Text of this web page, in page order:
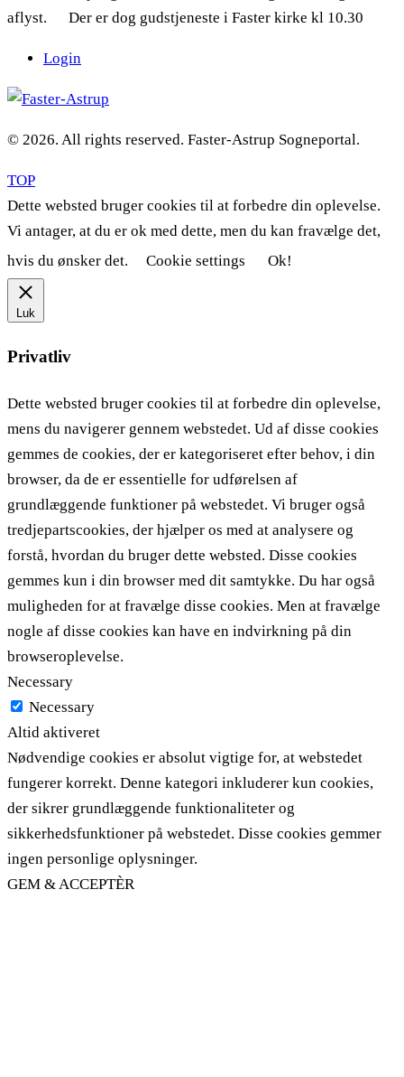
aflyst. Der er dog gudstjeneste i Faster kirke kl 10.30
Login
© 2026. All rights reserved. Faster-Astrup Sogneportal.
TOP
Dette websted bruger cookies til at forbedre din oplevelse.
Vi antager, at du er ok med dette, men du kan fravælge det,
hvis du ønsker det.
Cookie settings Ok!
Luk
Privatliv
Dette websted bruger cookies til at forbedre din oplevelse,
mens du navigerer gennem webstedet. Ud af disse cookies
gemmes de cookies, der er kategoriseret efter behov, i din
browser, da de er essentielle for udførelsen af ​​
grundlæggende funktioner på webstedet. Vi bruger også
tredjepartscookies, der hjælper os med at analysere og
forstå, hvordan du bruger dette websted. Disse cookies
gemmes kun i din browser med dit samtykke. Du har også
muligheden for at fravælge disse cookies. Men at fravælge
nogle af disse cookies kan have en indvirkning på din
browseroplevelse.
Necessary
Necessary
Altid aktiveret
Nødvendige cookies er absolut vigtige for, at webstedet
fungerer korrekt. Denne kategori inkluderer kun cookies,
der sikrer grundlæggende funktionaliteter og
sikkerhedsfunktioner på webstedet. Disse cookies gemmer
ingen personlige oplysninger.
GEM & ACCEPTÈR